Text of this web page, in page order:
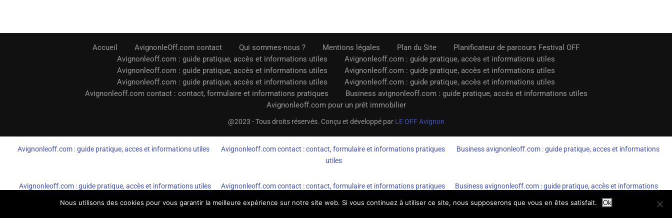
Accueil AvignonleOff.com contact Qui sommes-nous ? Mentions légales Plan du Site
Planificateur de parcours Festival OFF
Avignonleoff.com : guide pratique, accès et informations utiles
Avignonleoff.com : guide pratique, accès et informations utiles
Avignonleoff.com : guide pratique, accès et informations utiles
Avignonleoff.com : guide pratique, accès et informations utiles
Avignonleoff.com : guide pratique, accès et informations utiles
Avignonleoff.com : guide pratique, accès et informations utiles
Avignonleoff.com contact : contact, formulaire et informations pratiques
Business avignonleoff.com : guide pratique, accès et informations utiles
Avignonleoff.com pour un prêt immobilier
@2023 - Tous droits réservés. Conçu et développé par LE OFF Avignon
Avignonleoff.com : guide pratique, acces et informations utiles Avignonleoff.com contact : contact, formulaire et informations pratiques
Business avignonleoff.com : guide pratique, acces et informations
utiles
Avignonleoff.com : guide pratique, accès et informations utiles Avignonleoff.com contact : contact, formulaire et informations pratiques
Business avignonleoff.com : guide pratique, accès et informations
Nous utilisons des cookies pour vous garantir la meilleure expérience sur notre site web. Si vous continuez à utiliser ce site, nous supposerons que vous en êtes satisfait. Ok